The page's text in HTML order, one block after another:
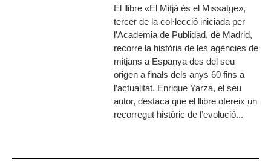
El llibre «El Mitjà és el Missatge»,
tercer de la col·lecció iniciada per
l’Academia de Publidad, de Madrid,
recorre la història de les agències de
mitjans a Espanya des del seu
origen a finals dels anys 60 fins a
l’actualitat. Enrique Yarza, el seu
autor, destaca que el llibre ofereix un
recorregut històric de l’evolució...